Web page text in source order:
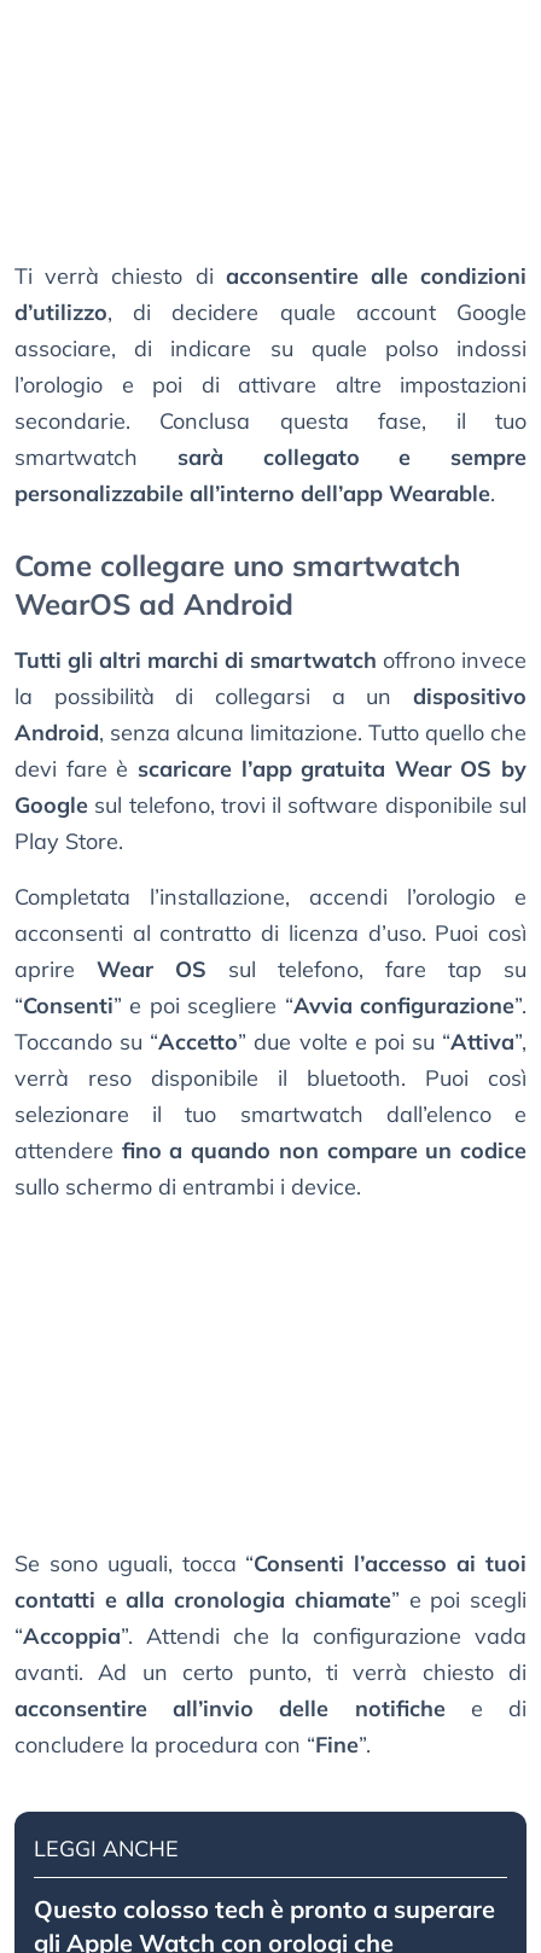
Ti verrà chiesto di acconsentire alle condizioni
d’utilizzo, di decidere quale account Google
associare, di indicare su quale polso indossi
l’orologio e poi di attivare altre impostazioni
secondarie. Conclusa questa fase, il tuo
smartwatch sarà collegato e sempre
personalizzabile all’interno dell’app Wearable.
Come collegare uno smartwatch
WearOS ad Android
Tutti gli altri marchi di smartwatch offrono invece
la possibilità di collegarsi a un dispositivo
Android, senza alcuna limitazione. Tutto quello che
devi fare è scaricare l’app gratuita Wear OS by
Google sul telefono, trovi il software disponibile sul
Play Store.
Completata l’installazione, accendi l’orologio e
acconsenti al contratto di licenza d’uso. Puoi così
aprire Wear OS sul telefono, fare tap su
“Consenti” e poi scegliere “Avvia configurazione”.
Toccando su “Accetto” due volte e poi su “Attiva”,
verrà reso disponibile il bluetooth. Puoi così
selezionare il tuo smartwatch dall’elenco e
attendere fino a quando non compare un codice
sullo schermo di entrambi i device.
Se sono uguali, tocca “Consenti l’accesso ai tuoi
contatti e alla cronologia chiamate” e poi scegli
“Accoppia”. Attendi che la configurazione vada
avanti. Ad un certo punto, ti verrà chiesto di
acconsentire all’invio delle notifichee di
concludere la procedura con “Fine”.
LEGGI ANCHE
Questo colosso tech è pronto a superare
gli Apple Watch con orologi che